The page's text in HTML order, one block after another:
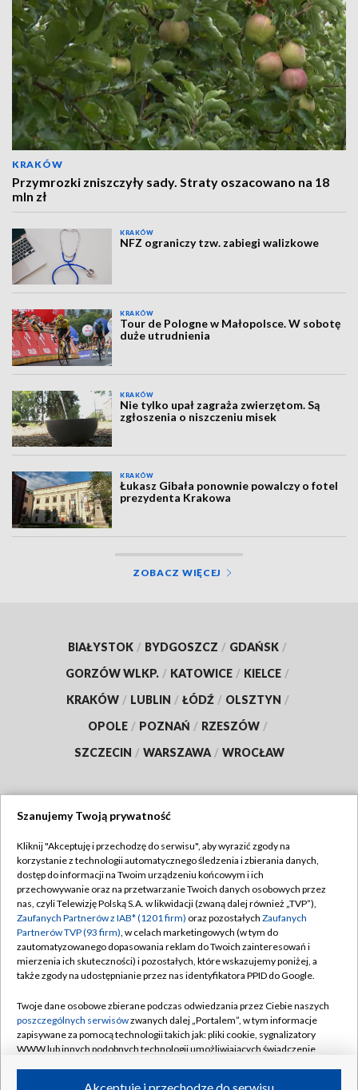
KRAKÓW
Przymrozki zniszczyły sady. Straty oszacowano na 18
mln zł
KRAKÓW
NFZ ograniczy tzw. zabiegi walizkowe
KRAKÓW
Tour de Pologne w Małopolsce. W sobotę
duże utrudnienia
KRAKÓW
Nie tylko upał zagraża zwierzętom. Są
zgłoszenia o niszczeniu misek
KRAKÓW
Łukasz Gibała ponownie powalczy o fotel
prezydenta Krakowa
ZOBACZ WIĘCEJ
BIAŁYSTOK / BYDGOSZCZ / GDAŃSK /
GORZÓW WLKP. / KATOWICE / KIELCE /
KRAKÓW / LUBLIN / ŁÓDŹ / OLSZTYN /
OPOLE / POZNAŃ / RZESZÓW /
SZCZECIN / WARSZAWA / WROCŁAW
TVP
Abonament TVP
Emisja w TVP
Centrum informacji TVP
Naziemna Telewizja Cyfrowa
Rada Programowa
System NOS
Informacje o nadawcy
Regulamin TVP
Polityka prywatności
Moje zgody
Pomoc
Kontakt
Kanały
Szanujemy Twoją prywatność
Kliknij "Akceptuję i przechodzę do serwisu", aby wyrazić zgody na
korzystanie z technologii automatycznego śledzenia i zbierania danych,
dostęp do informacji na Twoim urządzeniu końcowym i ich
przechowywanie oraz na przetwarzanie Twoich danych osobowych przez
nas, czyli Telewizję Polską S.A. w likwidacji (zwaną dalej również „TVP”),
Zaufanych Partnerów z IAB* (1201 firm) oraz pozostałych Zaufanych
Partnerów TVP (93 firm), w celach marketingowych (w tym do
zautomatyzowanego dopasowania reklam do Twoich zainteresowań i
mierzenia ich skuteczności) i pozostałych, które wskazujemy poniżej, a
także zgody na udostępnianie przez nas identyfikatora PPID do Google.
Twoje dane osobowe zbierane podczas odwiedzania przez Ciebie naszych
poszczególnych serwisówzwanych dalej „Portalem”, w tym informacje
zapisywane za pomocą technologii takich jak: pliki cookie, sygnalizatory
WWW lub innych podobnych technologii umożliwiających świadczenie